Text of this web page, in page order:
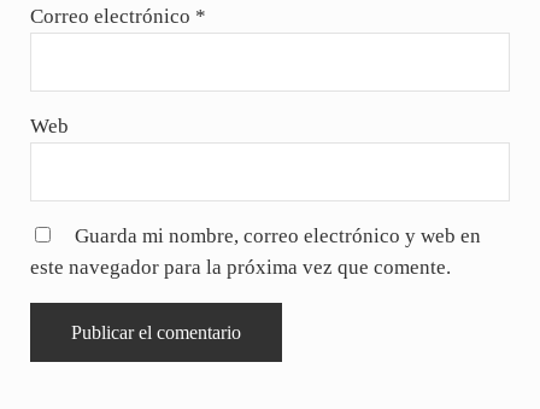
Correo electrónico *
Web
Guarda mi nombre, correo electrónico y web en
este navegador para la próxima vez que comente.